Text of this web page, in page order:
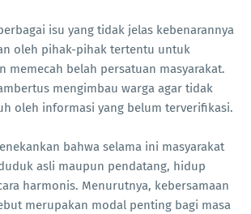
isu yang tidak jelas kebenarannya
oleh pihak-pihak tertentu untuk
memecah belah persatuan masyarakat.
mengimbau warga agar tidak
oleh informasi yang belum terverifikasi.
bahwa selama ini masyarakat
asli maupun pendatang, hidup
harmonis. Menurutnya, kebersamaan
merupakan modal penting bagi masa